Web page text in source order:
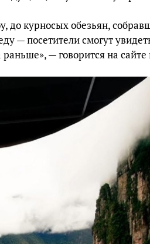
до курносых обезьян,
— посетители смогут
— говорится на